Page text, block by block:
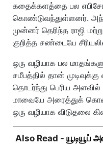
கதைக்களத்தை பல
கொண்டுவந்துள்ளனர்.
முன்னர் தெரிந்த ராஜி
குறித்த சண்டையே
ஒரு வழியாக பல
சமீபத்தில் தான்
தொடர்ந்து பெரிய
மாவையே அரைத்துக்
ஒரு வழியாக விடுதலை
Also Read -